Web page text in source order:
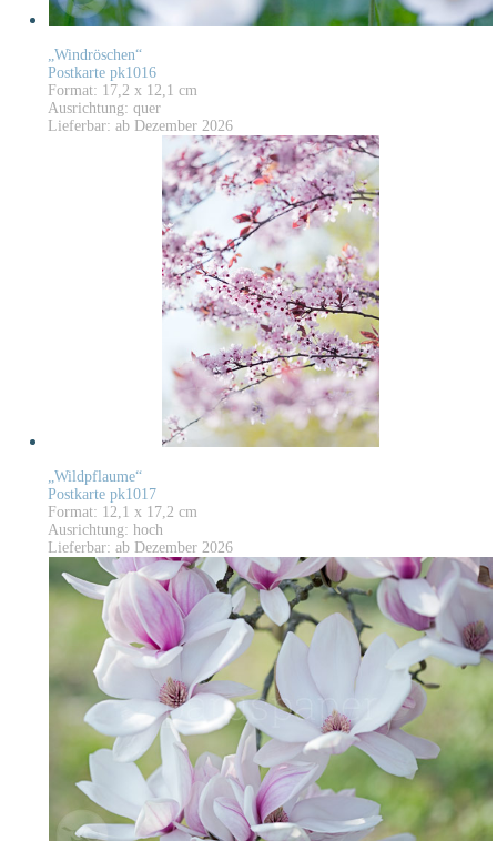
„Windröschen“
Postkarte pk1016
Format: 17,2 x 12,1 cm
Ausrichtung: quer
Lieferbar: ab Dezember 2026
„Wildpflaume“
Postkarte pk1017
Format: 12,1 x 17,2 cm
Ausrichtung: hoch
Lieferbar: ab Dezember 2026